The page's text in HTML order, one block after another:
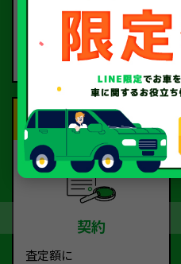
お電話または査定フォー
ご依頼ください。
Step.3
契約
査定額に